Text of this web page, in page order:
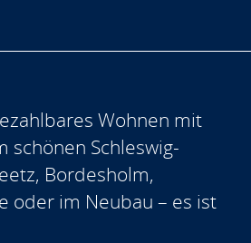
Wohnen mit
schönen Schleswig-
Bordesholm,
oder im Neubau – es ist